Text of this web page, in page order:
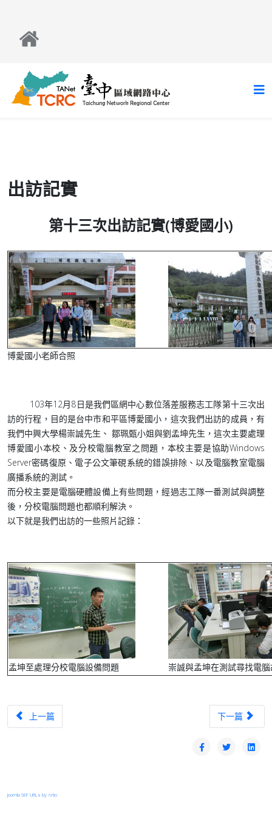
出訪記實
第十三次出訪記實(博愛國小)
博愛國小老師合照
103年12月8日是我們區網中心數位落差服務志工隊第十三次出
訪的行程，目的是台中市和平區博愛國小，這次我們出訪的成員，有
我們中興大學楊崇誠先生、 鄒珮甄小姐與劉孟坤先生，這次主要處理
博愛國小本校、及分校電腦教室之問題，本校主要是協助Windows
Server密碼復原、電子公文筆硯系統的錯誤排除、以及電腦教室電腦
廣播系統的測試。
而分校主要是電腦硬體設備上有些問題，經過志工隊一番測試與調整
後，分校電腦問題也都順利解決。
以下就是我們出訪的一些照片記錄：
孟坤至處理分校電腦設備問題 崇誠與孟坤在測試尋找電
上一篇文章：第十四次出訪記實(和平國小、和平國中)
上一篇 下一篇文章：
下一篇
Joomla SEF URLs by Artio